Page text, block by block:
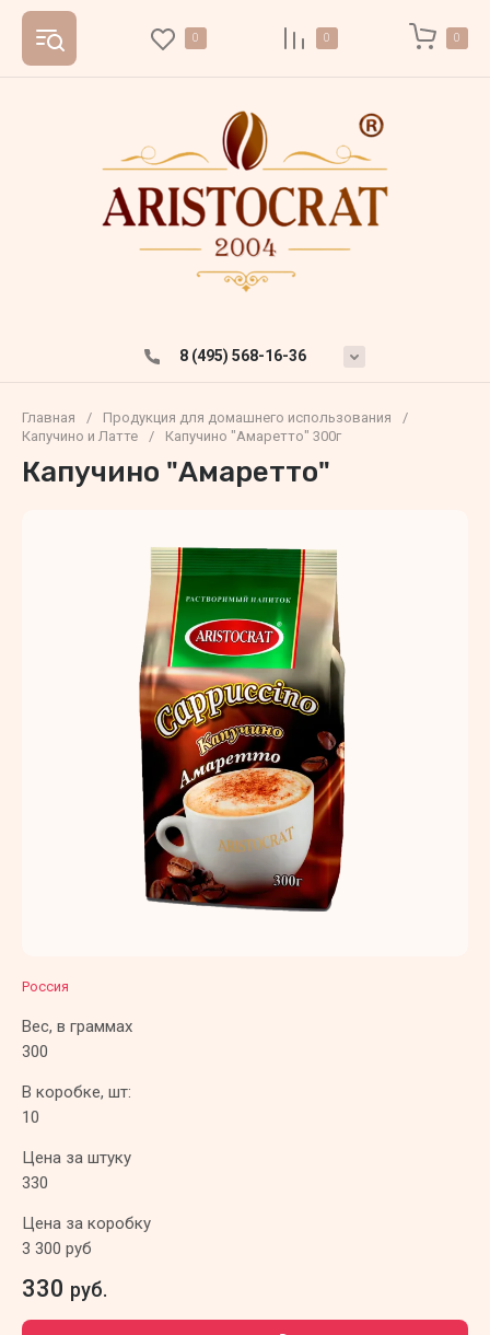
0 0 0
8 (495) 568-16-36
Главная / Продукция для домашнего использования
/
Капучино и Латте
/ Капучино "Амаретто" 300г
Капучино "Амаретто"
Россия
Вес, в граммах
300
В коробке, шт:
10
Цена за штуку
330
Цена за коробку
3 300 руб
330 руб.